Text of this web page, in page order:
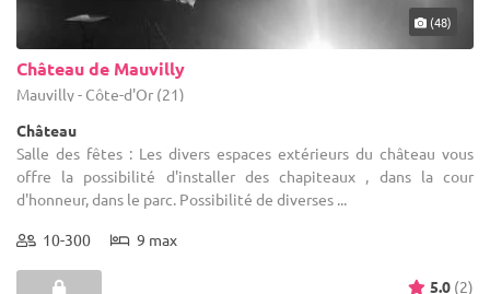
(48)
Château de Mauvilly
Mauvilly - Côte-d'Or (21)
Château
Salle des fêtes : Les divers espaces extérieurs du château vous
offre la possibilité d'installer des chapiteaux , dans la cour
d'honneur, dans le parc. Possibilité de diverses ...
10-300 9 max
5.0 (2)